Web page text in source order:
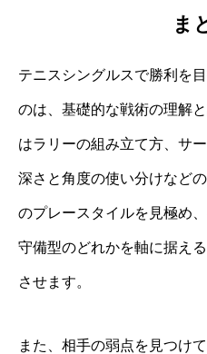
ま
テニスシングルスで勝利を
のは、基礎的な戦術の理解
はラリーの組み立て方、サ
深さと角度の使い分けなど
のプレースタイルを見極め
守備型のどれかを軸に据え
させます。
また、相手の弱点を見つけ